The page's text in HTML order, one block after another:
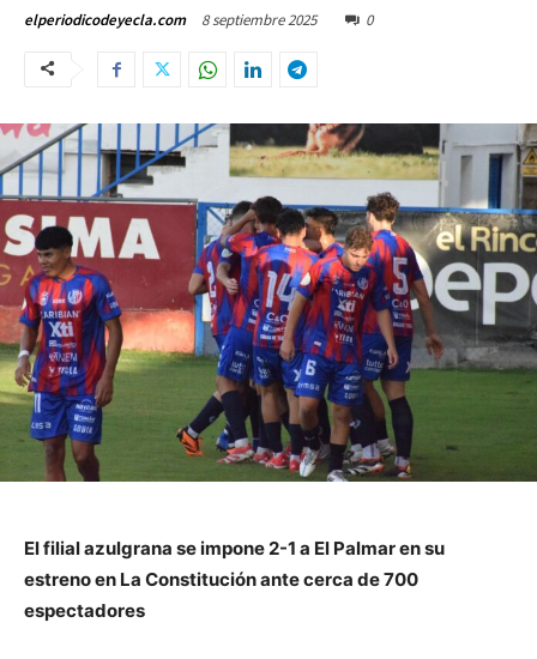
elperiodicodeyecla.com 8 septiembre 2025 0
El filial azulgrana se impone 2-1 a El Palmar en su
estreno en La Constitución ante cerca de 700
espectadores